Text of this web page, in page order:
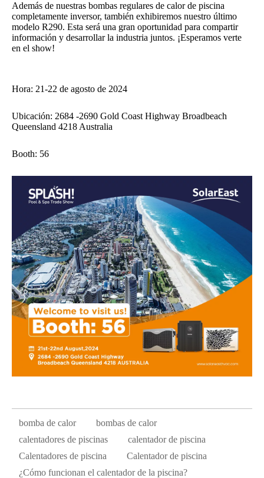
Además de nuestras bombas regulares de calor de piscina
completamente inversor, también exhibiremos nuestro último
modelo R290. Esta será una gran oportunidad para compartir
información y desarrollar la industria juntos. ¡Esperamos verte
en el show!
Hora: 21-22 de agosto de 2024
Ubicación: 2684 -2690 Gold Coast Highway Broadbeach
Queensland 4218 Australia
Booth: 56
bomba de calor
bombas de calor
calentadores de piscinas
calentador de piscina
Calentadores de piscina
Calentador de piscina
¿Cómo funcionan el calentador de la piscina?